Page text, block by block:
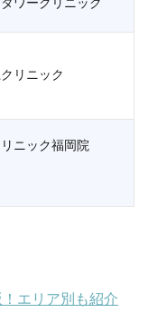
ワークリニック
リニック
ニック福岡院
エリア別も紹介